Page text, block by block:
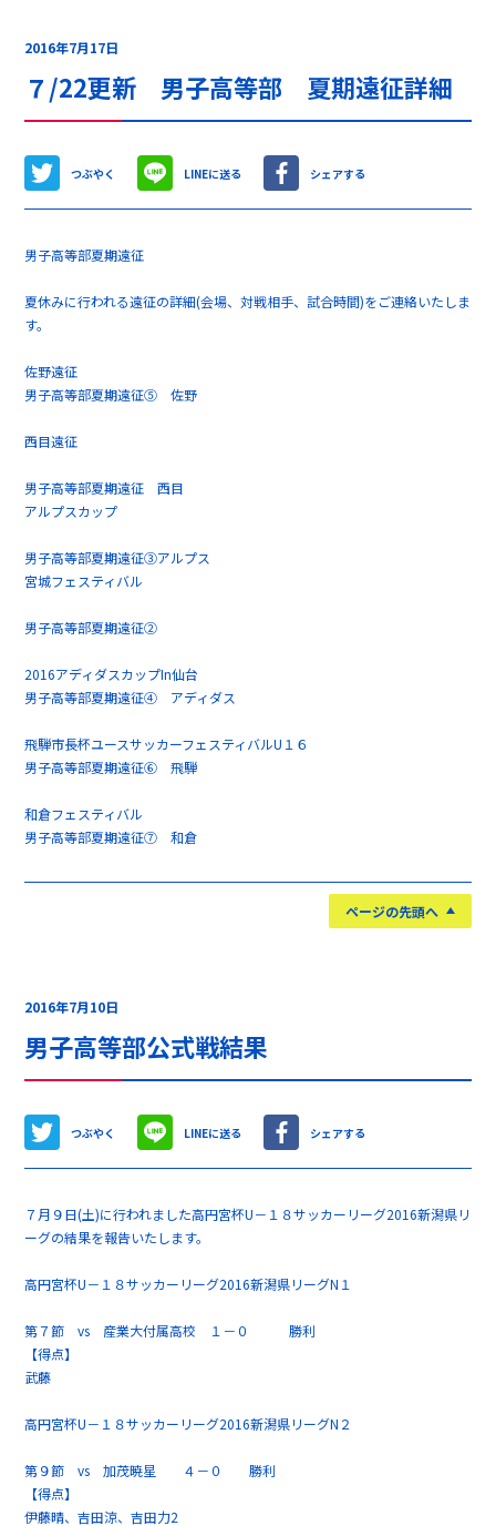
2016年7月17日
７/22更新 男子高等部 夏期遠征詳細
つぶやく LINEに送る シェアする
男子高等部夏期遠征
夏休みに行われる遠征の詳細(会場、対戦相手、試合時間)をご連絡いたしま
す。
佐野遠征
男子高等部夏期遠征⑤ 佐野
西目遠征
男子高等部夏期遠征 西目
アルプスカップ
男子高等部夏期遠征③アルプス
宮城フェスティバル
男子高等部夏期遠征②
2016アディダスカップIn仙台
男子高等部夏期遠征④ アディダス
飛騨市長杯ユースサッカーフェスティバルU１６
男子高等部夏期遠征⑥ 飛騨
和倉フェスティバル
男子高等部夏期遠征⑦ 和倉
ページの先頭へ
2016年7月10日
男子高等部公式戦結果
つぶやく LINEに送る シェアする
７月９日(土)に行われました高円宮杯U－１８サッカーリーグ2016新潟県リ
ーグの結果を報告いたします。
高円宮杯U－１８サッカーリーグ2016新潟県リーグN１
第７節 vs 産業大付属高校 １－０ 勝利
【得点】
武藤
高円宮杯U－１８サッカーリーグ2016新潟県リーグN２
第９節 vs 加茂暁星 ４－０ 勝利
【得点】
伊藤晴、吉田涼、吉田力2